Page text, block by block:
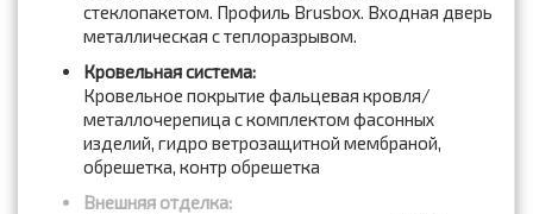
стеклопакетом. Профиль Brusbox. Входная дверь
металлическая с теплоразрывом.
Кровельная система:
Кровельное покрытие фальцевая кровля/
металлочерепица с комплектом фасонных
изделий, гидро ветрозащитной мембраной,
обрешетка, контр обрешетка
Внешняя отделка: